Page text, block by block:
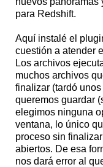
para Redshift.
Aquí instalé el
cuestión a atender
Los archivos
muchos archivos
finalizar (tardó
queremos guardar
elegimos ninguna
ventana, lo único
proceso sin
abiertos. De esa
nos dará error al